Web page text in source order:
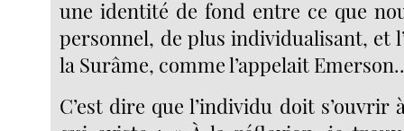
une identité de fond entre ce que
personnel, de plus individualisant, et
la Surâme, comme l’appelait
C’est dire que l’individu doit s’ouvrir